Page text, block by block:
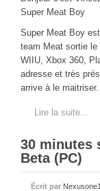
Super Meat Boy
Super Meat Boy
team Meat sortie le
WIIU, Xbox 360,
adresse et très
arrive à le maitriser.
Lire la suite...
30 minutes
Beta (PC)
Écrit par